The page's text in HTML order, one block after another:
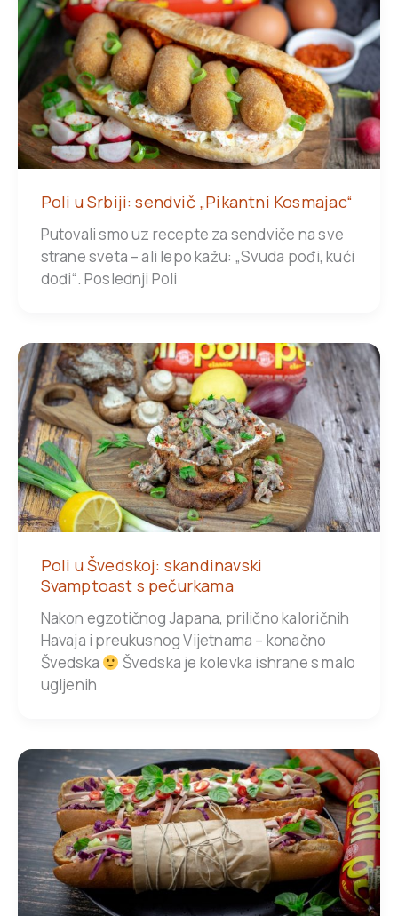
Poli u Srbiji: sendvič „Pikantni Kosmajac“
Putovali smo uz recepte za sendviče na sve
strane sveta – ali lepo kažu: „Svuda pođi, kući
dođi“. Poslednji Poli
Poli u Švedskoj: skandinavski
Svamptoast s pečurkama
Nakon egzotičnog Japana, prilično kaloričnih
Havaja i preukusnog Vijetnama – konačno
Švedska
Švedska je kolevka ishrane s malo
ugljenih